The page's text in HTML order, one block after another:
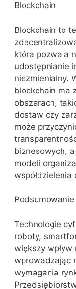
Blockchain
Blockchain to
która pozwala
udostępnianie
niezmienialny.
blockchain ma
obszarach,
dostaw czy
może
biznesowych,
modeli
Podsumowanie
Technologie
roboty,
większy wpływ
wprowadzając
wymagania